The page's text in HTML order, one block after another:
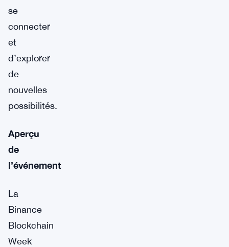
se
connecter
et
d’explorer
de
nouvelles
possibilités.
Aperçu
de
l’événement
La
Binance
Blockchain
Week